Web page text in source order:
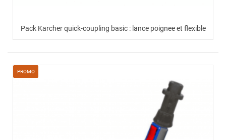
Pack Karcher quick-coupling basic : lance poignee et flexible
PROMO